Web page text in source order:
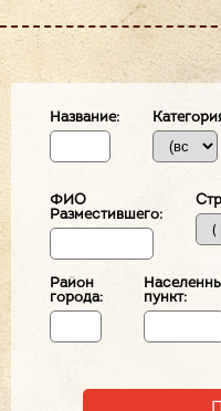
Название:
ФИО
Разместившего:
Район
города:
пункт: